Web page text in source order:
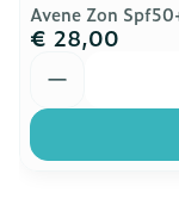
Avene Zon
€ 28,00